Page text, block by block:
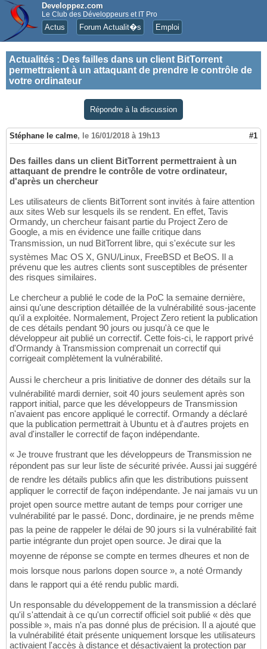
Developpez.com
Le Club des Développeurs et IT Pro
Actus Forum Actualit�s Emploi
Actualités : Des failles dans un client BitTorrent
permettraient à un attaquant de prendre le contrôle de
votre ordinateur
Répondre à la discussion
Stéphane le calme, le 16/01/2018 à 19h13 #1
Des failles dans un client BitTorrent permettraient à un
attaquant de prendre le contrôle de votre ordinateur,
d'après un chercheur
Les utilisateurs de clients BitTorrent sont invités à faire attention
aux sites Web sur lesquels ils se rendent. En effet, Tavis
Ormandy, un chercheur faisant partie du Project Zero de
Google, a mis en évidence une faille critique dans
Transmission, un nud BitTorrent libre, qui s'exécute sur les
systèmes Mac OS X, GNU/Linux, FreeBSD et BeOS. Il a
prévenu que les autres clients sont susceptibles de présenter
des risques similaires.
Le chercheur a publié le code de la PoC la semaine dernière,
ainsi qu'une description détaillée de la vulnérabilité sous-jacente
qu'il a exploitée. Normalement, Project Zero retient la publication
de ces détails pendant 90 jours ou jusqu'à ce que le
développeur ait publié un correctif. Cette fois-ci, le rapport privé
d'Ormandy à Transmission comprenait un correctif qui
corrigeait complètement la vulnérabilité.
Aussi le chercheur a pris linitiative de donner des détails sur la
vulnérabilité mardi dernier, soit 40 jours seulement après son
rapport initial, parce que les développeurs de Transmission
n'avaient pas encore appliqué le correctif. Ormandy a déclaré
que la publication permettrait à Ubuntu et à d'autres projets en
aval d'installer le correctif de façon indépendante.
« Je trouve frustrant que les développeurs de Transmission ne
répondent pas sur leur liste de sécurité privée. Aussi jai suggéré
de rendre les détails publics afin que les distributions puissent
appliquer le correctif de façon indépendante. Je nai jamais vu un
projet open source mettre autant de temps pour corriger une
vulnérabilité par le passé. Donc, dordinaire, je ne prends même
pas la peine de rappeler le délai de 90 jours si la vulnérabilité fait
partie intégrante dun projet open source. Je dirai que la
moyenne de réponse se compte en termes dheures et non de
mois lorsque nous parlons dopen source », a noté Ormandy
dans le rapport qui a été rendu public mardi.
Un responsable du développement de la transmission a déclaré
qu'il s'attendait à ce qu'un correctif officiel soit publié « dès que
possible », mais n'a pas donné plus de précision. Il a ajouté que
la vulnérabilité était présente uniquement lorsque les utilisateurs
activaient l'accès à distance et désactivaient la protection par